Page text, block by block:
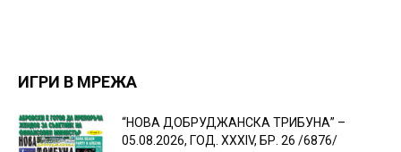
ИГРИ В МРЕЖА
“НОВА ДОБРУДЖАНСКА ТРИБУНА” –
05.08.2026, ГОД. XXХIV, БР. 26 /6876/